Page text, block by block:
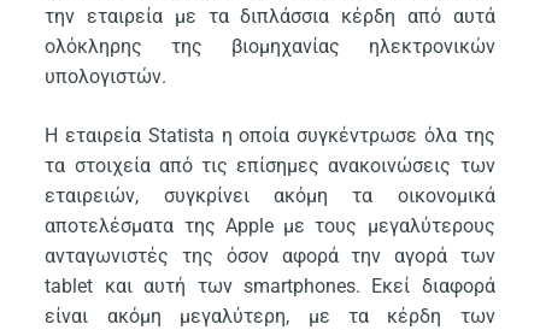
την εταιρεία με τα διπλάσσια κέρδη από αυτά
ολόκληρης της βιομηχανίας ηλεκτρονικών
υπολογιστών.
Η εταιρεία Statista η οποία συγκέντρωσε όλα της
τα στοιχεία από τις επίσημες ανακοινώσεις των
εταιρειών, συγκρίνει ακόμη τα οικονομικά
αποτελέσματα της Apple με τους μεγαλύτερους
ανταγωνιστές της όσον αφορά την αγορά των
tablet και αυτή των smartphones. Εκεί διαφορά
είναι ακόμη μεγαλύτερη, με τα κέρδη των